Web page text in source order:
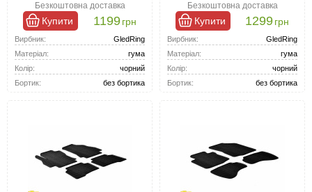
Безкоштовна доставка
Купити 1199грн
Вирбник:
GledRing
Матеріал:
гума
Колір:
чорний
Бортик:
без бортика
Безкоштовна доставка
Купити 1299грн
Вирбник:
GledRing
Матеріал:
гума
Колір:
чорний
Бортик:
без бортика